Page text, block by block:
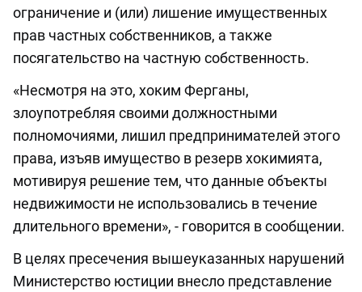
ограничение и (или) лишение имущественных
прав частных собственников, а также
посягательство на частную собственность.
«Несмотря на это, хоким Ферганы,
злоупотребляя своими должностными
полномочиями, лишил предпринимателей этого
права, изъяв имущество в резерв хокимията,
мотивируя решение тем, что данные объекты
недвижимости не использовались в течение
длительного времени», - говорится в сообщении.
В целях пресечения вышеуказанных нарушений
Министерство юстиции внесло представление